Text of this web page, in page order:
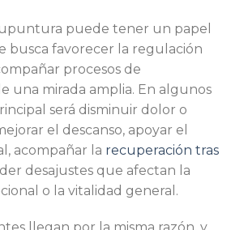
puede tener un papel
busca favorecer la regulación
procesos de
una mirada amplia. En algunos
será disminuir dolor o
el descanso, apoyar el
acompañar la recuperación tras
desajustes que afectan la
o la vitalidad general.